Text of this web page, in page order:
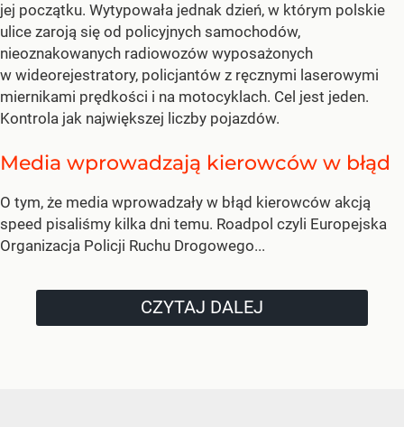
jej początku. Wytypowała jednak dzień, w którym polskie
ulice zaroją się od policyjnych samochodów,
nieoznakowanych radiowozów wyposażonych
w wideorejestratory, policjantów z ręcznymi laserowymi
miernikami prędkości i na motocyklach. Cel jest jeden.
Kontrola jak największej liczby pojazdów.
Media wprowadzają kierowców w błąd
O tym, że media wprowadzały w błąd kierowców akcją
speed pisaliśmy kilka dni temu. Roadpol czyli Europejska
Organizacja Policji Ruchu Drogowego...
CZYTAJ DALEJ